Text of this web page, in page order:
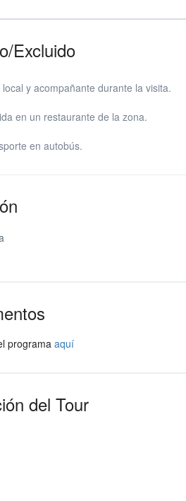
Excluido
y acompañante durante la visita.
en un restaurante de la zona.
en autobús.
programa aquí
del Tour